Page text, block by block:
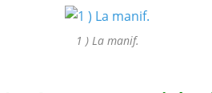
1 ) La manif.